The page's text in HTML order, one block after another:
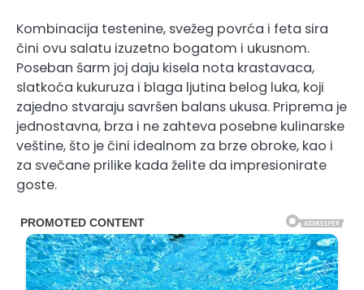
Kombinacija testenine, svežeg povrća i feta sira
čini ovu salatu izuzetno bogatom i ukusnom.
Poseban šarm joj daju kisela nota krastavaca,
slatkoća kukuruza i blaga ljutina belog luka, koji
zajedno stvaraju savršen balans ukusa. Priprema je
jednostavna, brza i ne zahteva posebne kulinarske
veštine, što je čini idealnom za brze obroke, kao i
za svečane prilike kada želite da impresionirate
goste.